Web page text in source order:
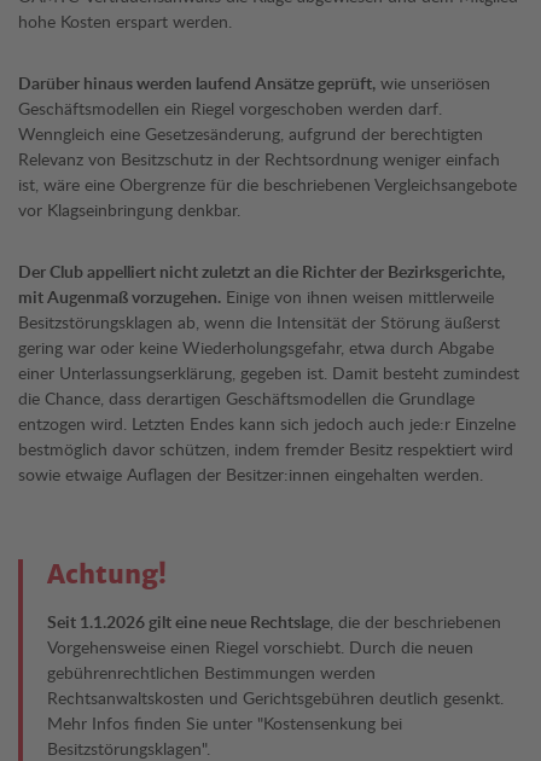
hohe Kosten erspart werden.
Darüber hinaus werden laufend Ansätze geprüft, wie unseriösen
Geschäftsmodellen ein Riegel vorgeschoben werden darf.
Wenngleich eine Gesetzesänderung, aufgrund der berechtigten
Relevanz von Besitzschutz in der Rechtsordnung weniger einfach
ist, wäre eine Obergrenze für die beschriebenen Vergleichsangebote
vor Klagseinbringung denkbar.
Der Club appelliert nicht zuletzt an die Richter der Bezirksgerichte,
mit Augenmaß vorzugehen. Einige von ihnen weisen mittlerweile
Besitzstörungsklagen ab, wenn die Intensität der Störung äußerst
gering war oder keine Wiederholungsgefahr, etwa durch Abgabe
einer Unterlassungserklärung, gegeben ist. Damit besteht zumindest
die Chance, dass derartigen Geschäftsmodellen die Grundlage
entzogen wird. Letzten Endes kann sich jedoch auch jede:r Einzelne
bestmöglich davor schützen, indem fremder Besitz respektiert wird
sowie etwaige Auf­lagen der Besitzer:innen eingehalten werden.
Achtung!
Seit 1.1.2026 gilt eine neue Rechtslage, die der beschriebenen
Vorgehensweise einen Riegel vorschiebt. Durch die neuen
gebührenrechtlichen Bestimmungen werden
Rechtsanwaltskosten und Gerichtsgebühren deutlich gesenkt.
Mehr Infos finden Sie unter "Kostensenkung bei
Besitzstörungsklagen".